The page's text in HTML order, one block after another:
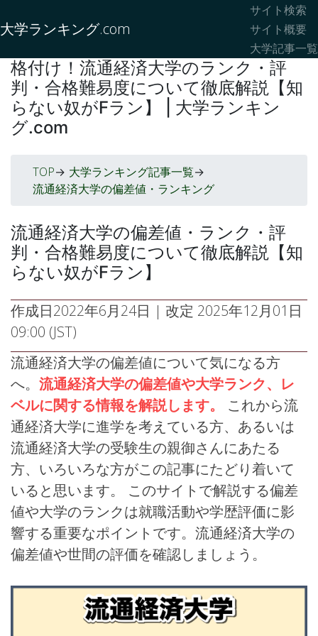
大学ランキング.com
サイト検索
サイト概要
大学記事一覧
格付け！流通経済大学のランク・評
判・合格難易度について徹底解説【知
らない奴がFラン】 | 大学ランキン
グ.com
TOP-> 大学ランキング記事一覧->
流通経済大学の偏差値・ランキング
流通経済大学の偏差値・ランク・評
判・合格難易度について徹底解説【知
らない奴がFラン】
作成日2022年6月24日 | 改定 2025年12月01日
09:00 (JST)
流通経済大学の偏差値について気になる方
へ。 流通経済大学の偏差値や大学ランク、レ
ベルに関する情報を解説します。
これから流
通経済大学に進学を考えている方、あるいは
流通経済大学の受験生の親御さんにあたる
方、いろいろな方がこの記事にたどり着いて
いると思います。 このサイトで解説する偏差
値や大学のランクは就職活動や学歴評価に影
響する重要なポイントです。流通経済大学の
偏差値や世間の評価を確認しましょう。